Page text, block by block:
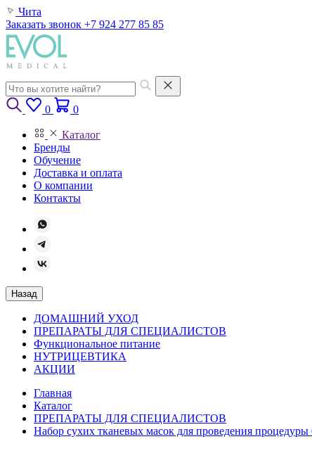
Чита
Заказать звонок +7 924 277 85 85
0 0
Каталог
Бренды
Обучение
Доставка и оплата
О компании
Контакты
Назад
ДОМАШНИЙ УХОД
ПРЕПАРАТЫ ДЛЯ СПЕЦИАЛИСТОВ
Функциональное питание
НУТРИЦЕВТИКА
АКЦИИ
Главная
Каталог
ПРЕПАРАТЫ ДЛЯ СПЕЦИАЛИСТОВ
Набор сухих тканевых масок для проведения